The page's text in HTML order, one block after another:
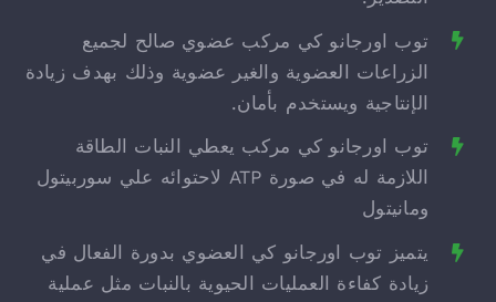
توب اورجانو كي مركب عضوي صالح لجميع
الزراعات العضوية والغير عضوية وذلك بهدف زيادة
الإنتاجية ويستخدم بأمان.
توب اورجانو كي مركب يعطي النبات الطاقة
اللازمة له في صورة ATP لاحتوائه علي سوربيتول
ومانيتول
يتميز توب اورجانو كي العضوي بدورة الفعال في
زيادة كفاءة العمليات الحيوية بالنبات مثل عملية